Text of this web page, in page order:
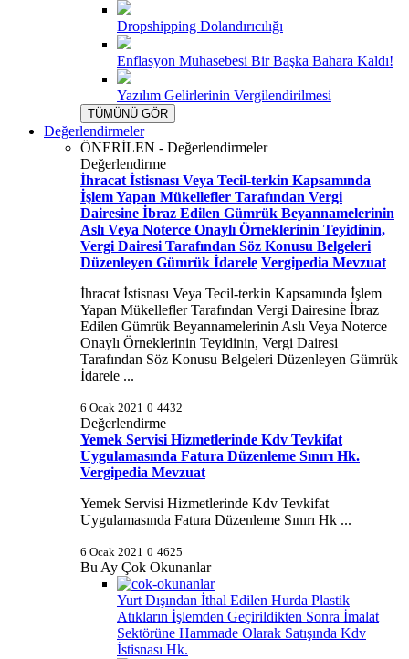
Dropshipping Dolandırıcılığı
Enflasyon Muhasebesi Bir Başka Bahara Kaldı!
Yazılım Gelirlerinin Vergilendirilmesi
TÜMÜNÜ GÖR
Değerlendirmeler
ÖNERİLEN - Değerlendirmeler
Değerlendirme
İhracat İstisnası Veya Tecil-terkin Kapsamında
İşlem Yapan Mükellefler Tarafından Vergi
Dairesine İbraz Edilen Gümrük Beyannamelerinin
Aslı Veya Noterce Onaylı Örneklerinin Teyidinin,
Vergi Dairesi Tarafından Söz Konusu Belgeleri
Düzenleyen Gümrük İdarele Vergipedia Mevzuat
İhracat İstisnası Veya Tecil-terkin Kapsamında İşlem
Yapan Mükellefler Tarafından Vergi Dairesine İbraz
Edilen Gümrük Beyannamelerinin Aslı Veya Noterce
Onaylı Örneklerinin Teyidinin, Vergi Dairesi
Tarafından Söz Konusu Belgeleri Düzenleyen Gümrük
İdarele ...
6 Ocak 2021 0 4432
Değerlendirme
Yemek Servisi Hizmetlerinde Kdv Tevkifat
Uygulamasında Fatura Düzenleme Sınırı Hk.
Vergipedia Mevzuat
Yemek Servisi Hizmetlerinde Kdv Tevkifat
Uygulamasında Fatura Düzenleme Sınırı Hk ...
6 Ocak 2021 0 4625
Bu Ay Çok Okunanlar
Yurt Dışından İthal Edilen Hurda Plastik
Atıkların İşlemden Geçirildikten Sonra İmalat
Sektörüne Hammade Olarak Satışında Kdv
İstisnası Hk.